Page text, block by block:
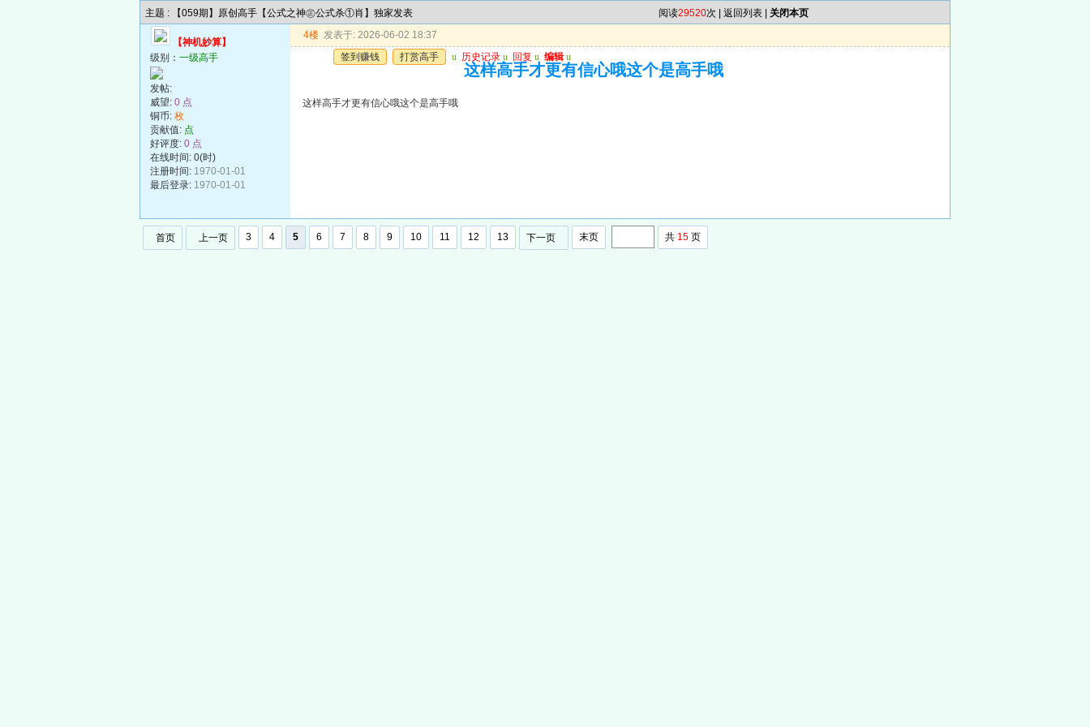
主题 : 【059期】原创高手【公式之神㊣公式杀①肖】独家发表 阅读29520次 | 返回列表 关闭本页
【神机妙算】
级别： 一级高手
发帖:
威望: 0 点
铜币: 枚
贡献值: 点
好评度: 0 点
在线时间: 0(时)
注册时间: 1970-01-01
最后登录: 1970-01-01
4楼 发表于: 2026-06-02 18:37
签到赚钱
打赏高手 u 历史记录 u 回复 u 编辑 u
这样高手才更有信心哦这个是高手哦
这样高手才更有信心哦这个是高手哦
首页 上一页 3 4 5 6 7 8 9 10 11 12 13 下一页 末页 共 15 页